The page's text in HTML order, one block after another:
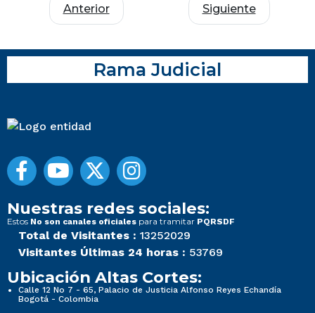
Anterior Siguiente
Rama Judicial
Nuestras redes sociales:
Estos No son canales oficiales para tramitar PQRSDF
Total de Visitantes : 13252029
Visitantes Últimas 24 horas : 53769
Ubicación Altas Cortes:
Calle 12 No 7 - 65, Palacio de Justicia Alfonso Reyes Echandía
Bogotá - Colombia